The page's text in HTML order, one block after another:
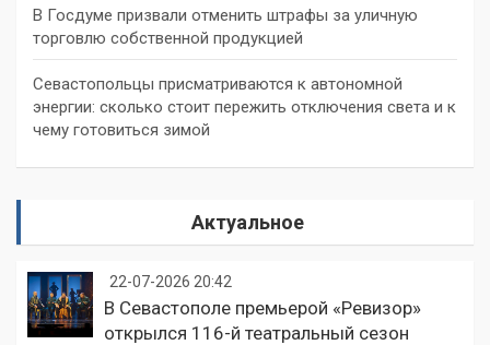
В Госдуме призвали отменить штрафы за уличную
торговлю собственной продукцией
Севастопольцы присматриваются к автономной
энергии: сколько стоит пережить отключения света и к
чему готовиться зимой
Актуальное
22-07-2026 20:42
В Севастополе премьерой «Ревизор»
открылся 116-й театральный сезон